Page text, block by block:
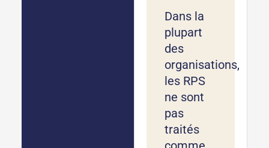
Dans la
plupart
des
organisations,
les RPS
ne sont
pas
traités